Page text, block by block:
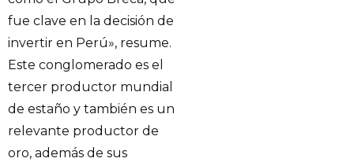
fue clave en la decisión de
invertir en Perú», resume.
Este conglomerado es el
tercer productor mundial
de estaño y también es un
relevante productor de
oro, además de sus